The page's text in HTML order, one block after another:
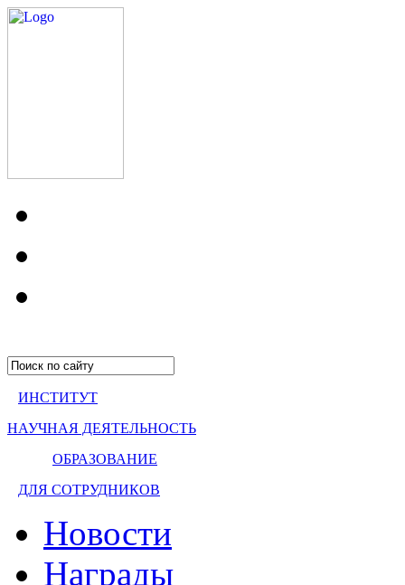
ИНСТИТУТ
НАУЧНАЯ ДЕЯТЕЛЬНОСТЬ
ОБРАЗОВАНИЕ
ДЛЯ СОТРУДНИКОВ
Новости
Награды